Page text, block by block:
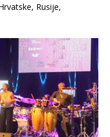
Rusije,